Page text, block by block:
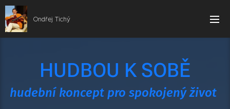
Ondřej Tichý
HUDBOU K SOBĚ
hudební koncept pro spokojený život